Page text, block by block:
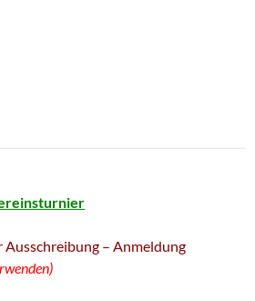
– Anmeldung